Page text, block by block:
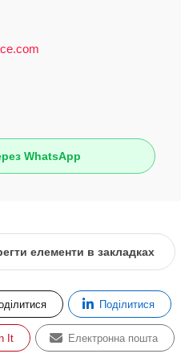
WhatsApp
елементи в закладках
Поділитися
It Електронна пошта